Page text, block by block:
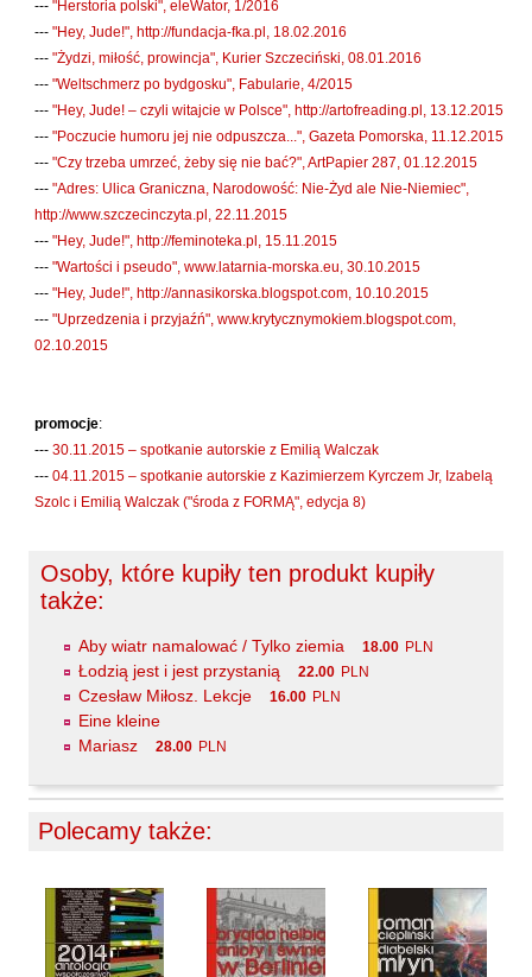
Kępiński Piotr
Kępisty Iwona
Kierc Bogusław
Klera Wiktoria
Klęczar Wojciech
Kopacki Andrzej
Kosiorowski Zbigniew
Kryszak Janusz
Księżyk Jarosław
Latawiec Bogusława
Laufer Paweł
Le Men Yvon
Lenc Ryszard
Ligęza Wojciech
Lime Franciszek
Lipiński Zdzisław
Liskowacki Artur Daniel
Liskowacki Konrad
Lisowski Krzysztof
Maciejewski Krzysztof
Majzel Tomasz
Malzahn Miłka O.
Masłowiecka Agnieszka
--- "Herstoria polski", eleWator, 1/2016
--- "Hey, Jude!", http://fundacja-fka.pl, 18.02.2016
--- "Żydzi, miłość, prowincja", Kurier Szczeciński, 08.01.2016
--- "Weltschmerz po bydgosku", Fabularie, 4/2015
--- "Hey, Jude! – czyli witajcie w Polsce", http://artofreading.pl, 13.12.2015
--- "Poczucie humoru jej nie odpuszcza...", Gazeta Pomorska, 11.12.2015
--- "Czy trzeba umrzeć, żeby się nie bać?", ArtPapier 287, 01.12.2015
--- "Adres: Ulica Graniczna, Narodowość: Nie-Żyd ale Nie-Niemiec",
http://www.szczecinczyta.pl, 22.11.2015
--- "Hey, Jude!", http://feminoteka.pl, 15.11.2015
--- "Wartości i pseudo", www.latarnia-morska.eu, 30.10.2015
--- "Hey, Jude!", http://annasikorska.blogspot.com, 10.10.2015
--- "Uprzedzenia i przyjaźń", www.krytycznymokiem.blogspot.com,
02.10.2015
promocje:
--- 30.11.2015 – spotkanie autorskie z Emilią Walczak
--- 04.11.2015 – spotkanie autorskie z Kazimierzem Kyrczem Jr, Izabelą
Szolc i Emilią Walczak ("środa z FORMĄ", edycja 8)
Osoby, które kupiły ten produkt kupiły
także:
Aby wiatr namalować / Tylko ziemia 18.00 PLN
Łodzią jest i jest przystanią 22.00 PLN
Czesław Miłosz. Lekcje 16.00 PLN
Eine kleine
Mariasz
28.00 PLN
Polecamy także: